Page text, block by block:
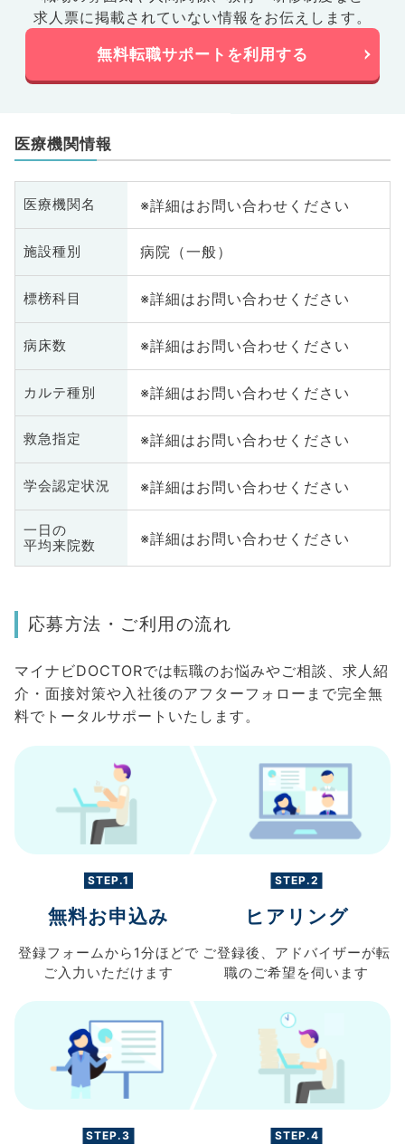
求人票に掲載されていない情報をお伝えします。
無料転職サポートを利用する
医療機関情報
医療機関名 ※詳細はお問い合わせください
施設種別 病院（一般）
標榜科目 ※詳細はお問い合わせください
病床数 ※詳細はお問い合わせください
カルテ種別 ※詳細はお問い合わせください
救急指定 ※詳細はお問い合わせください
学会認定状況 ※詳細はお問い合わせください
一日の
平均来院数
※詳細はお問い合わせください
応募方法・ご利用の流れ
マイナビDOCTORでは転職のお悩みやご相談、求人紹
介・面接対策や入社後のアフターフォローまで完全無
料でトータルサポートいたします。
STEP.1
無料お申込み
登録フォームから 1分ほどで
ご入力 いただけます
STEP.2
ヒアリング
ご登録後、 アドバイザーが転
職のご希望を伺います
STEP.3 STEP.4